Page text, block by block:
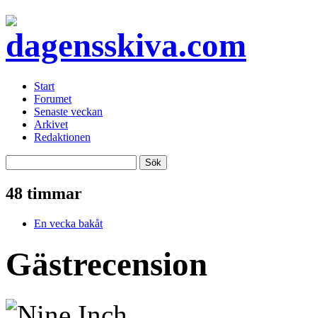
Start
Forumet
Senaste veckan
Arkivet
Redaktionen
48 timmar
En vecka bakåt
Gästrecension